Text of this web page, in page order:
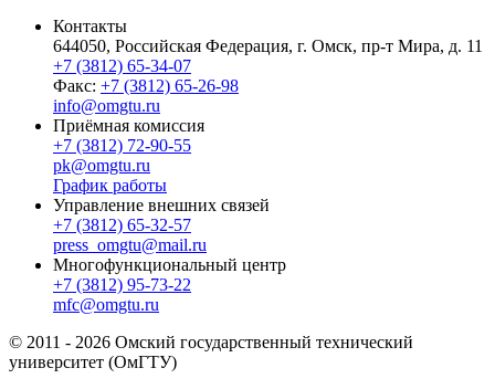
Контакты
644050, Российская Федерация, г. Омск, пр-т Мира, д. 11
+7 (3812) 65-34-07
Факс: +7 (3812) 65-26-98
info@omgtu.ru
Приёмная комиссия
+7 (3812) 72-90-55
pk@omgtu.ru
График работы
Управление внешних связей
+7 (3812) 65-32-57
press_omgtu@mail.ru
Многофункциональный центр
+7 (3812) 95-73-22
mfc@omgtu.ru
© 2011 - 2026 Омский государственный технический
университет (ОмГТУ)